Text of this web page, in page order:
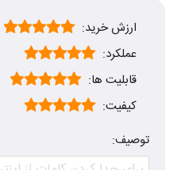
ارزش خرید:
عملکرد:
قابلیت ها:
کیفیت:
توصیف: